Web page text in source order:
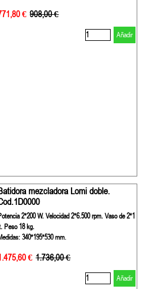
€ Precio sin descuento
908,00 €
Añadir
mezcladora Lomi doble.
2*200 W. Velocidad 2*6.500 rpm. Vaso de 2*1
Peso 18 kg.
340*195*530 mm.
€ Precio sin descuento
1.736,00 €
Añadir